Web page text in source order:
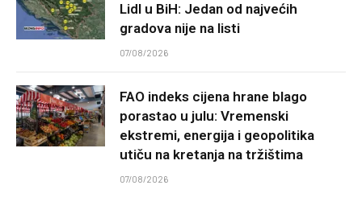
Lidl u BiH: Jedan od najvećih
gradova nije na listi
07/08/2026
FAO indeks cijena hrane blago
porastao u julu: Vremenski
ekstremi, energija i geopolitika
utiču na kretanja na tržištima
07/08/2026